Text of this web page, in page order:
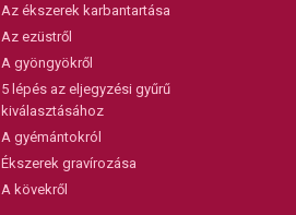
Az ékszerek karbantartása
Az ezüstről
A gyöngyökről
5 lépés az eljegyzési gyűrű
kiválasztásához
A gyémántokról
Ékszerek gravírozása
A kövekről